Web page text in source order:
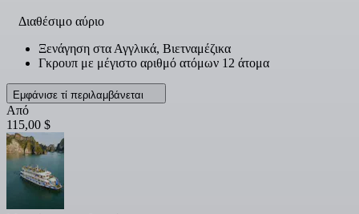
Διαθέσιμο αύριο
Ξενάγηση στα Αγγλικά, Βιετναμέζικα
Γκρουπ με μέγιστο αριθμό ατόμων 12 άτομα
Εμφάνισε τί περιλαμβάνεται
Από
115,00 $